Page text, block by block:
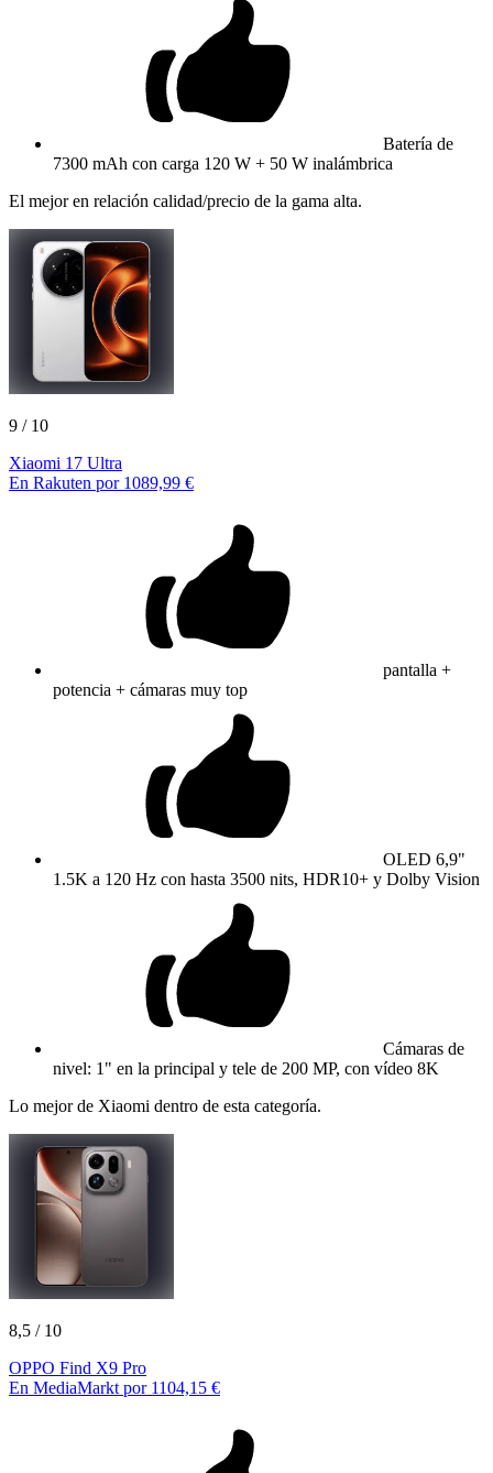
Batería de
7300 mAh con carga 120 W + 50 W inalámbrica
El mejor en relación calidad/precio de la gama alta.
9 / 10
Xiaomi 17 Ultra
En Rakuten por 1089,99 €
pantalla +
potencia + cámaras muy top
OLED 6,9"
1.5K a 120 Hz con hasta 3500 nits, HDR10+ y Dolby Vision
Cámaras de
nivel: 1" en la principal y tele de 200 MP, con vídeo 8K
Lo mejor de Xiaomi dentro de esta categoría.
8,5 / 10
OPPO Find X9 Pro
En MediaMarkt por 1104,15 €